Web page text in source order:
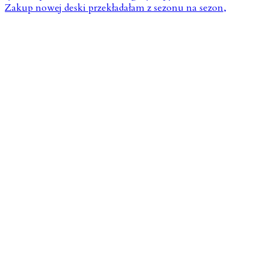
Zakup nowej deski przekładałam z sezonu na sezon,